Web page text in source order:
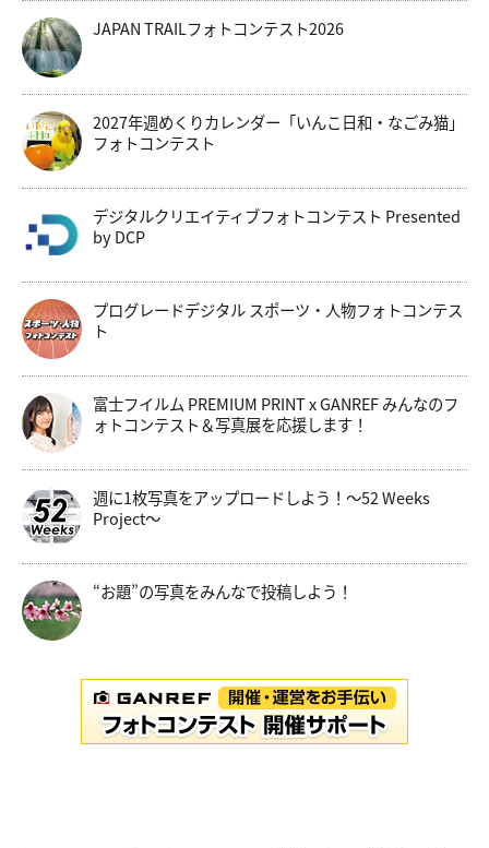
JAPAN TRAILフォトコンテスト2026
2027年週めくりカレンダー「いんこ日和・なごみ猫」
フォトコンテスト
デジタルクリエイティブフォトコンテスト Presented
by DCP
プログレードデジタル スポーツ・人物フォトコンテス
ト
富士フイルム PREMIUM PRINT x GANREF みんなのフ
ォトコンテスト＆写真展を応援します！
週に1枚写真をアップロードしよう！～52 Weeks
Project～
“お題”の写真をみんなで投稿しよう！